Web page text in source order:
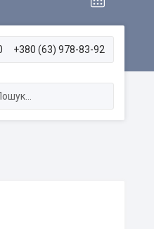
+380 (63) 978-83-92